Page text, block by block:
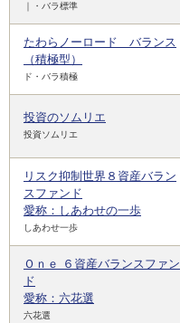
｜・バラ標準
たわらノーロード バランス
（積極型）
ド・バラ積極
投資のソムリエ
投資ソムリエ
リスク抑制世界８資産バラン
スファンド
愛称：しあわせの一歩
しあわせ一歩
Ｏｎｅ ６資産バランスファン
ド
愛称：六花選
六花選